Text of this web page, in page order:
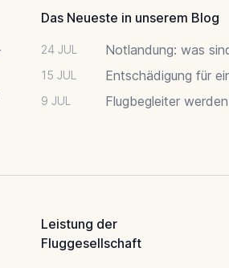
Das Neueste in unserem Blog
24 JUL Notlandung: was
15 JUL Entschädigung für
9 JUL Flugbegleiter
Leistung der
Fluggesellschaft